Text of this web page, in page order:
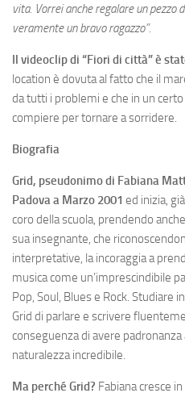
vita. Vorrei anche regalare un pezzo
veramente un bravo ragazzo”.
Il videoclip di “Fiori di città” è
location è dovuta al fatto che il
da tutti i problemi e che in un
compiere per tornare a sorridere.
Biografia
Grid, pseudonimo di Fabiana
Padova a Marzo 2001 ed inizia,
coro della scuola, prendendo
sua insegnante, che
interpretative, la incoraggia a
musica come un’imprescindibile
Pop, Soul, Blues e Rock. Studiare
Grid di parlare e scrivere
conseguenza di avere
naturalezza incredibile.
Ma perché Grid? Fabiana cresce